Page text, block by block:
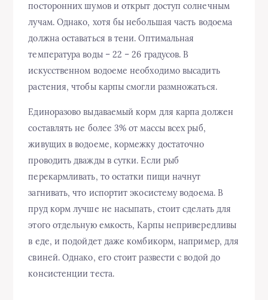
посторонних шумов и открыт доступ солнечным
лучам. Однако, хотя бы небольшая часть водоема
должна оставаться в тени. Оптимальная
температура воды – 22 – 26 градусов. В
искусственном водоеме необходимо высадить
растения, чтобы карпы смогли размножаться.
Единоразово выдаваемый корм для карпа должен
составлять не более 3% от массы всех рыб,
живущих в водоеме, кормежку достаточно
проводить дважды в сутки. Если рыб
перекармливать, то остатки пищи начнут
загнивать, что испортит экосистему водоема. В
пруд корм лучше не насыпать, стоит сделать для
этого отдельную емкость, Карпы непривередливы
в еде, и подойдет даже комбикорм, например, для
свиней. Однако, его стоит развести с водой до
консистенции теста.